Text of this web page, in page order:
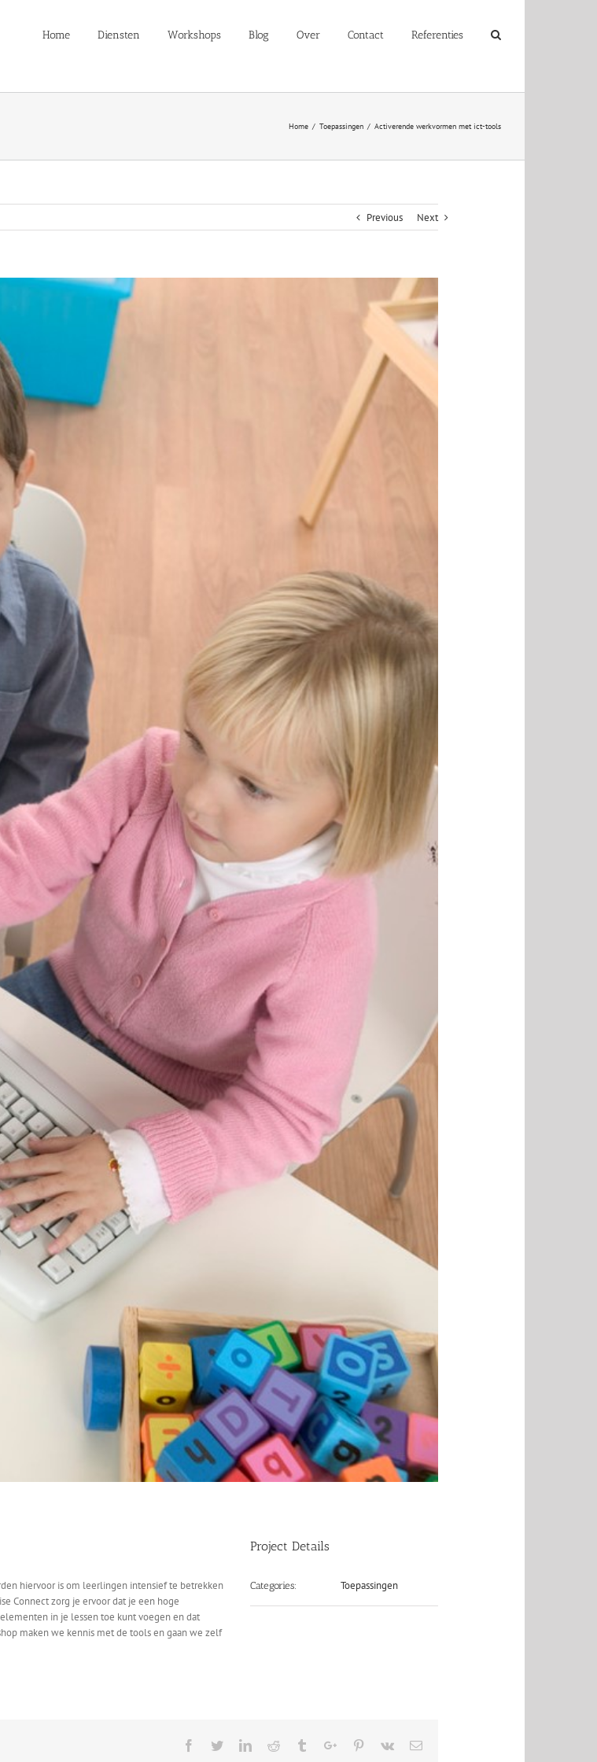
Home Diensten Workshops Blog Over Contact Referenties
Home / Toepassingen / Activerende werkvormen met ict-tools
Previous Next
hiervoor is om leerlingen intensief te betrekken
Connect zorg je ervoor dat je een hoge
in je lessen toe kunt voegen en dat
maken we kennis met de tools en gaan we zelf
Project Details
Categories: Toepassingen
Facebook
TwitterLinkedinReddit TumblrGoogle+Pinterest
Vk Email